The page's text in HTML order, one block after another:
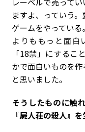
ますよ、っていう
ゲームをやってい
よりももっと面白
「18禁」にするこ
かで面白いものを
と思いました。
――そうしたものに
『屍人荘の殺人』